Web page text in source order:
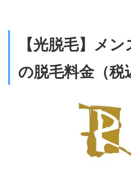
【光脱毛】メ
の脱毛料金（税